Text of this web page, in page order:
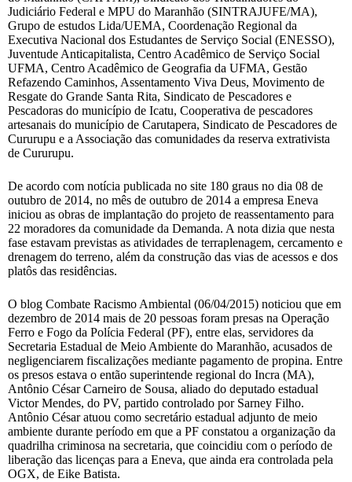
Judiciário Federal e MPU do Maranhão (SINTRAJUFE/MA),
Grupo de estudos Lida/UEMA, Coordenação Regional da
Executiva Nacional dos Estudantes de Serviço Social (ENESSO),
Juventude Anticapitalista, Centro Acadêmico de Serviço Social
UFMA, Centro Acadêmico de Geografia da UFMA, Gestão
Refazendo Caminhos, Assentamento Viva Deus, Movimento de
Resgate do Grande Santa Rita, Sindicato de Pescadores e
Pescadoras do município de Icatu, Cooperativa de pescadores
artesanais do município de Carutapera, Sindicato de Pescadores de
Cururupu e a Associação das comunidades da reserva extrativista
de Cururupu.
De acordo com notícia publicada no site 180 graus no dia 08 de
outubro de 2014, no mês de outubro de 2014 a empresa Eneva
iniciou as obras de implantação do projeto de reassentamento para
22 moradores da comunidade da Demanda. A nota dizia que nesta
fase estavam previstas as atividades de terraplenagem, cercamento e
drenagem do terreno, além da construção das vias de acessos e dos
platôs das residências.
O blog Combate Racismo Ambiental (06/04/2015) noticiou que em
dezembro de 2014 mais de 20 pessoas foram presas na Operação
Ferro e Fogo da Polícia Federal (PF), entre elas, servidores da
Secretaria Estadual de Meio Ambiente do Maranhão, acusados de
negligenciarem fiscalizações mediante pagamento de propina. Entre
os presos estava o então superintende regional do Incra (MA),
Antônio César Carneiro de Sousa, aliado do deputado estadual
Victor Mendes, do PV, partido controlado por Sarney Filho.
Antônio César atuou como secretário estadual adjunto de meio
ambiente durante período em que a PF constatou a organização da
quadrilha criminosa na secretaria, que coincidiu com o período de
liberação das licenças para a Eneva, que ainda era controlada pela
OGX, de Eike Batista.